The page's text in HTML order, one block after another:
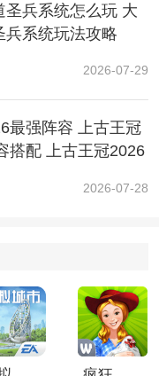
随意。
的无限修炼模拟器
助各位小伙伴更加
圣兵系统怎么玩 大
兵系统玩法攻略
2026-07-29
最强阵容 上古王冠
搭配 上古王冠2026
2026-07-28